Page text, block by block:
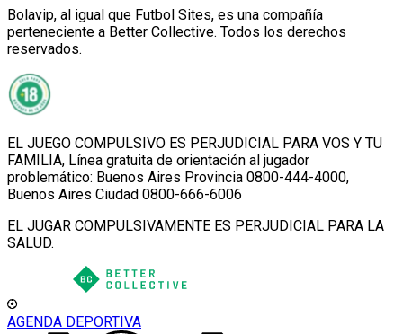
Bolavip, al igual que Futbol Sites, es una compañía
perteneciente a Better Collective. Todos los derechos
reservados.
EL JUEGO COMPULSIVO ES PERJUDICIAL PARA VOS Y TU
FAMILIA, Línea gratuita de orientación al jugador
problemático: Buenos Aires Provincia 0800-444-4000,
Buenos Aires Ciudad 0800-666-6006
EL JUGAR COMPULSIVAMENTE ES PERJUDICIAL PARA LA
SALUD.
AGENDA DEPORTIVA